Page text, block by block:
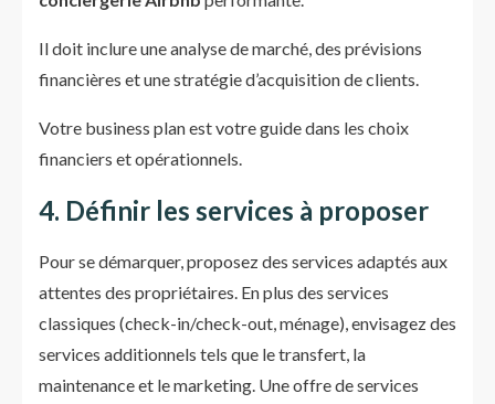
Il doit inclure une analyse de marché, des prévisions
financières et une stratégie d’acquisition de clients.
Votre business plan est votre guide dans les choix
financiers et opérationnels.
4. Définir les services à proposer
Pour se démarquer, proposez des services adaptés aux
attentes des propriétaires. En plus des services
classiques (check-in/check-out, ménage), envisagez des
services additionnels tels que le transfert, la
maintenance et le marketing. Une offre de services